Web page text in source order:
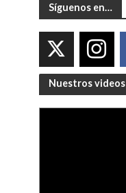
Síguenos en…
Nuestros videos